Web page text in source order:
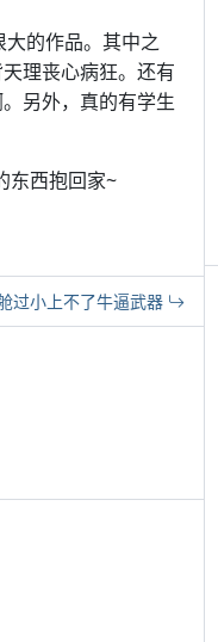
的作品。其中之
理丧心病狂。还有
另外，真的有学生
东西抱回家~
过小上不了牛逼武器